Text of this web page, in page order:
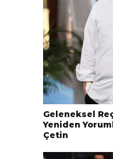
Geleneksel
Yeniden
Çetin